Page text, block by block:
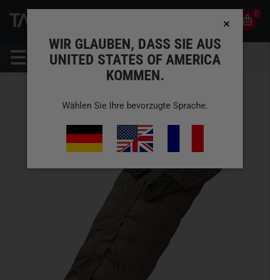
0
WIR GLAUBEN, DASS SIE AUS
UNITED STATES OF AMERICA
KOMMEN.
Wählen Sie Ihre bevorzugte Sprache.